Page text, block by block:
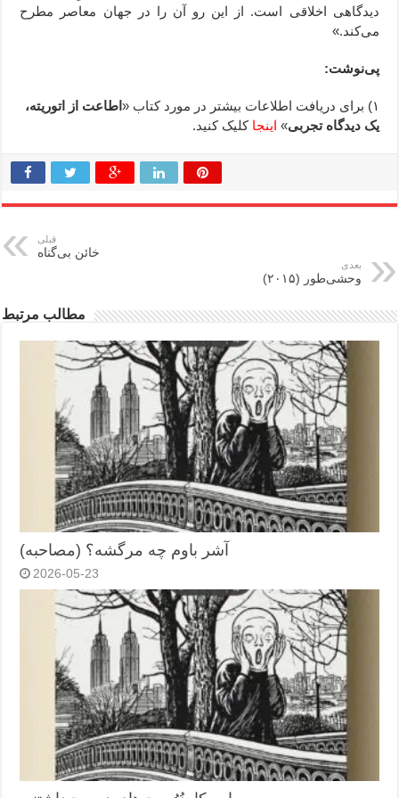
دیدگاهی اخلاقی است. از این رو آن را در جهان معاصر مطرح
می‌کند.»
پی‌نوشت:
۱) برای دریافت اطلاعات بیشتر در مورد کتاب «
اطاعت از اتوریته،
یک دیدگاه تجربی» اینجا کلیک کنید.
قبلی
خائن بی‌گناه
بعدی
وحشی‌‌طور (۲۰۱۵)
مطالب مرتبط
آشر باوم چه مرگشه؟ (مصاحبه)
2026-05-23